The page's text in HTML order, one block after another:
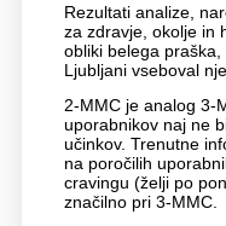
Rezultati analize,
za zdravje, okolje in
obliki belega
Ljubljani vseboval
2-MMC je analog 3-
uporabnikov naj ne
učinkov. Trenutne
na poročilih
cravingu (želji po
značilno pri 3-MMC.